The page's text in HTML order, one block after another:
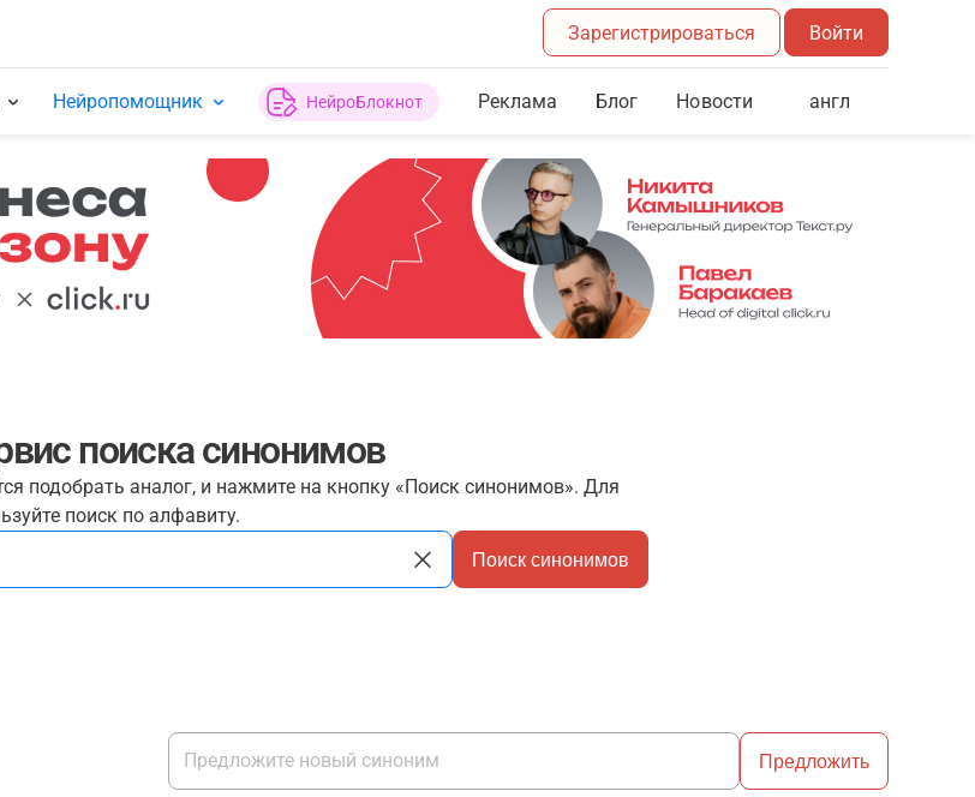
Зарегистрироваться Войти
Нейропомощник НейроБлокнот Реклама Блог Новости англ
поиска синонимов
подобрать аналог, и нажмите на кнопку «Поиск синонимов». Для
поиск по алфавиту.
Поиск синонимов
Предложить